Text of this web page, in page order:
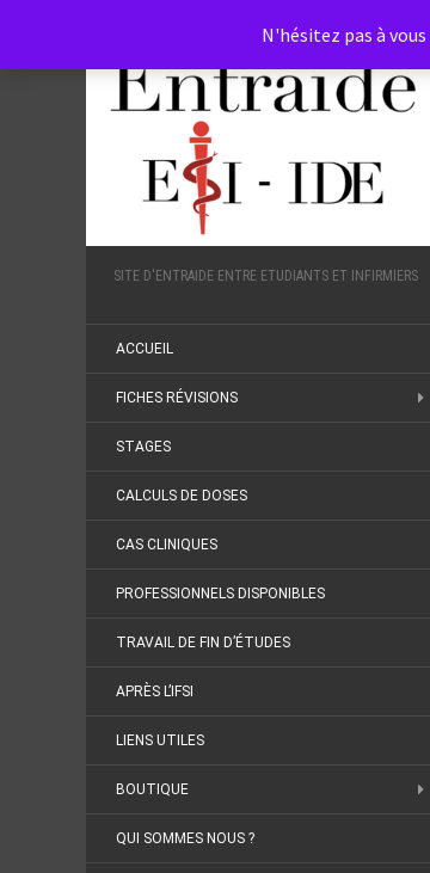
SITE D'ENTRAIDE ENTRE ETUDIANTS ET INFIRMIERS
ACCUEIL
FICHES RÉVISIONS
STAGES
CALCULS DE DOSES
CAS CLINIQUES
PROFESSIONNELS DISPONIBLES
TRAVAIL DE FIN D’ÉTUDES
APRÈS L’IFSI
LIENS UTILES
BOUTIQUE
QUI SOMMES NOUS ?
N'hésitez pas à